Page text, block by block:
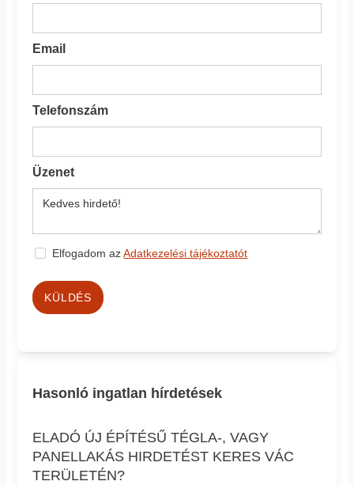
Email
Telefonszám
Üzenet
Elfogadom azAdatkezelési tájékoztatót
KÜLDÉS
Hasonló ingatlan hírdetések
ELADÓ ÚJ ÉPÍTÉSŰ TÉGLA-, VAGY
PANELLAKÁS HIRDETÉST KERES VÁC
TERÜLETÉN?